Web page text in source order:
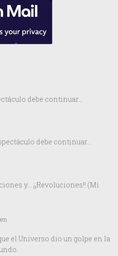
debe continuar…
debe continuar…
y… ¡¡Revoluciones!! (Mi
el Universo dio un golpe en la